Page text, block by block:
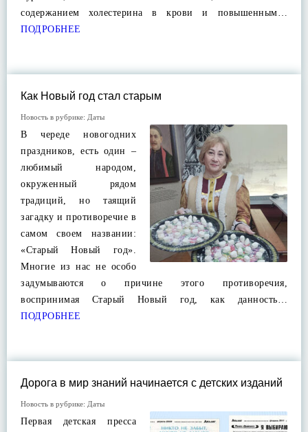
содержанием холестерина в крови и повышенным…
ПОДРОБНЕЕ
Как Новый год стал старым
Новость в рубрике: Даты
В череде новогодних
праздников, есть один –
любимый народом,
окруженный рядом
традиций, но таящий
загадку и противоречие в
самом своем названии:
«Старый Новый год».
Многие из нас не особо
задумываются о причине этого противоречия,
воспринимая Старый Новый год, как данность…
ПОДРОБНЕЕ
Дорога в мир знаний начинается с детских изданий
Новость в рубрике: Даты
Первая детская пресса